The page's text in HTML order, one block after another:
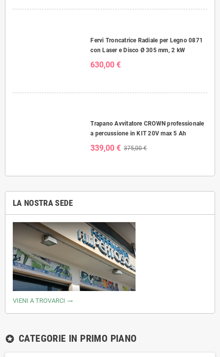
Fervi Troncatrice Radiale per Legno 0871
con Laser e Disco Ø 305 mm, 2 kW
630,00 €
Trapano Avvitatore CROWN professionale
a percussione in KIT 20V max 5 Ah
339,00 € 375,00 €
LA NOSTRA SEDE
VIENI A TROVARCI trending_flat
stars CATEGORIE IN PRIMO PIANO